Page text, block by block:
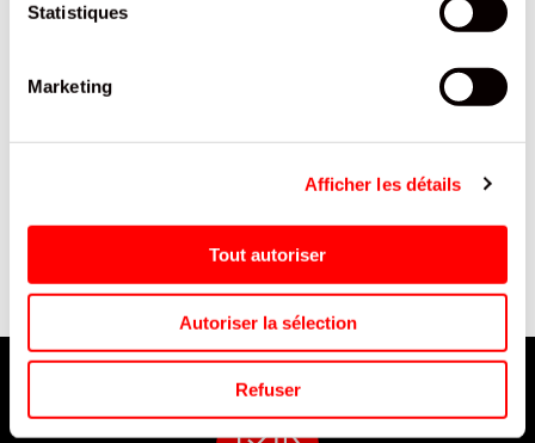
Statistiques
Marketing
Afficher les détails
Tout autoriser
Autoriser la sélection
Refuser
SACHET 120G/30